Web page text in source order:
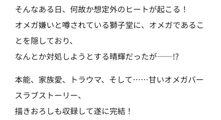
そんなある日、何故か想定外のヒートが起こる！
オメガ嫌いと噂されている獅子堂に、オメガであるこ
とを隠しており、
なんとか対処しようとする晴輝だったが――!?
本能、家族愛、トラウマ、そして……甘いオメガバー
スラブストーリー、
描きおろしも収録して遂に完結！